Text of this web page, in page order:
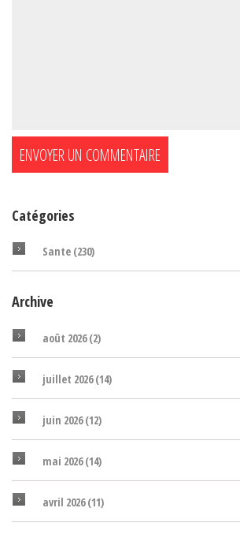
Catégories
Sante (230)
Archive
août 2026(2)
juillet 2026(14)
juin 2026(12)
mai 2026(14)
avril 2026(11)